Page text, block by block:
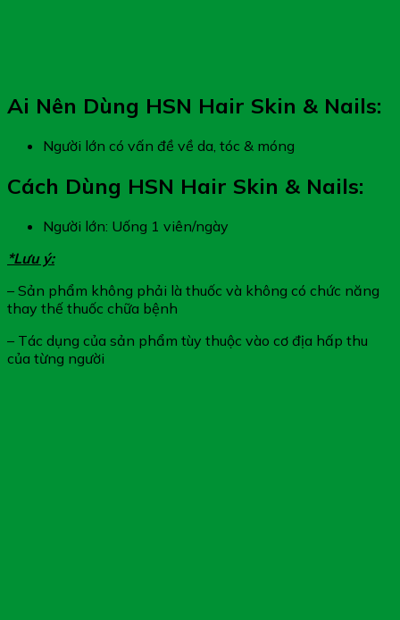
Ai Nên Dùng HSN Hair Skin & Nails:
Người lớn có vấn đề về da, tóc & móng
Cách Dùng HSN Hair Skin & Nails:
Người lớn: Uống 1 viên/ngày
*Lưu ý:
– Sản phẩm không phải là thuốc và không có chức năng
thay thế thuốc chữa bệnh
– Tác dụng của sản phẩm tùy thuộc vào cơ địa hấp thu
của từng người